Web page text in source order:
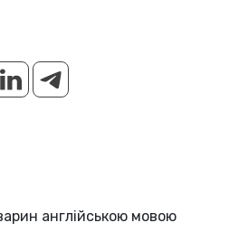
англійською мовою